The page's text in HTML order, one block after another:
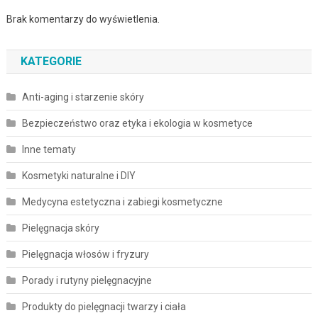
Brak komentarzy do wyświetlenia.
KATEGORIE
Anti-aging i starzenie skóry
Bezpieczeństwo oraz etyka i ekologia w kosmetyce
Inne tematy
Kosmetyki naturalne i DIY
Medycyna estetyczna i zabiegi kosmetyczne
Pielęgnacja skóry
Pielęgnacja włosów i fryzury
Porady i rutyny pielęgnacyjne
Produkty do pielęgnacji twarzy i ciała